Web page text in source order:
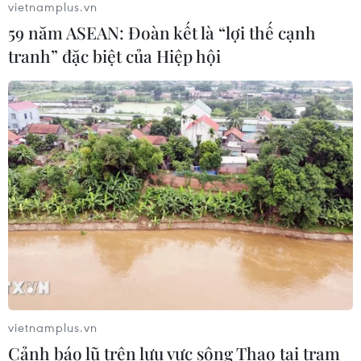
06/08/2026 15:57
Italy và Hy Lạp trở thành điểm nóng
của virus Tây sông Nile
06/08/2026 13:24
Bão Dolphin hướng vào miền Đông
Trung Quốc, cảnh báo mưa lớn trên
diện rộng
06/08/2026 08:36
Làn sóng tấn công mạng nhằm vào
các quỹ đầu cơ lớn của Mỹ
vietnamplus.vn
59 năm ASEAN: Đoàn kết là “lợi thế cạnh
tranh” đặc biệt của Hiệp hội
vietnamplus.vn
Cảnh báo lũ trên lưu vực sông Thao tại trạm